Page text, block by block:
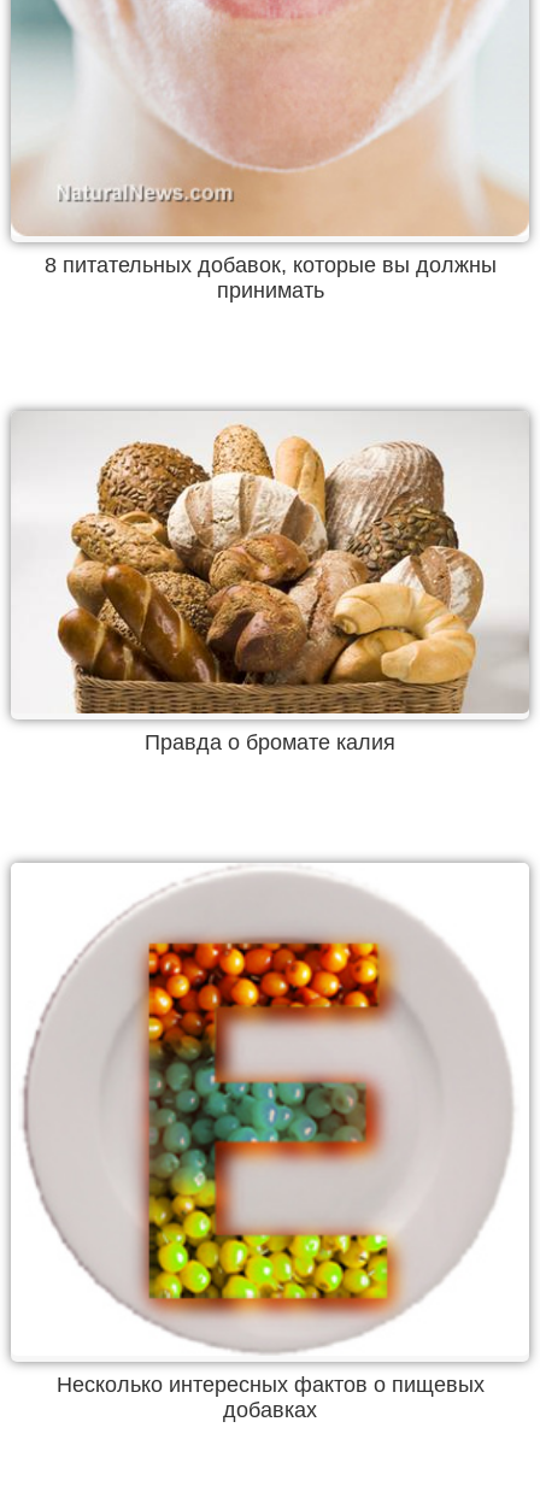
8 питательных добавок, которые вы должны
принимать
Правда о бромате калия
Несколько интересных фактов о пищевых
добавках